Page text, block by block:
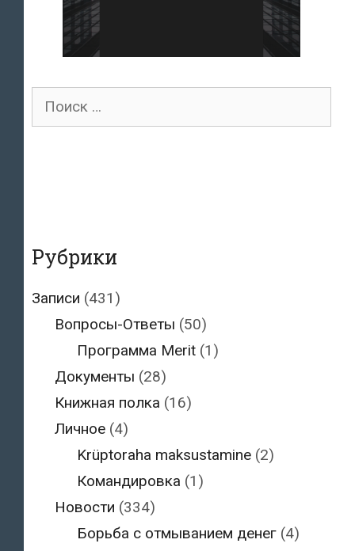
Поиск
Рубрики
Записи (431)
Вопросы-Ответы (50)
Программа Merit (1)
Документы (28)
Книжная полка (16)
Личное(4)
Krüptoraha maksustamine (2)
Командировка (1)
Новости (334)
Борьба с отмыванием денег (4)